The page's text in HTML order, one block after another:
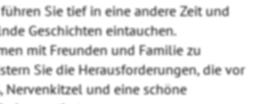
Sie tief in eine andere Zeit und
Geschichten eintauchen.
mit Freunden und Familie zu
Sie die Herausforderungen, die vor
Nervenkitzel und eine schöne